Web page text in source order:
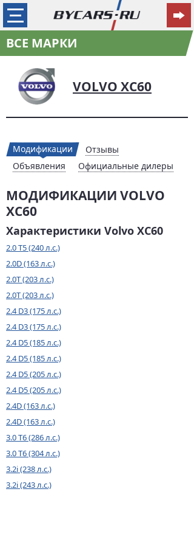
ВСЕ МАРКИ
VOLVO XC60
Модификации
Отзывы
Объявления
Официальные дилеры
МОДИФИКАЦИИ VOLVO
XC60
Характеристики Volvo XC60
2.0 T5 (240 л.с.)
2.0D (163 л.с.)
2.0T (203 л.с.)
2.0T (203 л.с.)
2.4 D3 (175 л.с.)
2.4 D3 (175 л.с.)
2.4 D5 (185 л.с.)
2.4 D5 (185 л.с.)
2.4 D5 (205 л.с.)
2.4 D5 (205 л.с.)
2.4D (163 л.с.)
2.4D (163 л.с.)
3.0 T6 (286 л.с.)
3.0 T6 (304 л.с.)
3.2i (238 л.с.)
3.2i (243 л.с.)